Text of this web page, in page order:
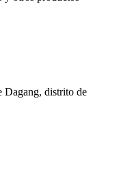
Dagang, distrito de